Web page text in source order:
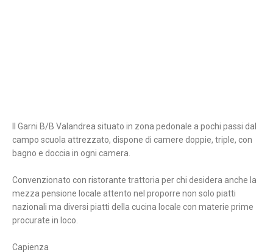
Il Garni B/B Valandrea situato in zona pedonale a pochi passi dal
campo scuola attrezzato, dispone di camere doppie, triple, con
bagno e doccia in ogni camera.
Convenzionato con ristorante trattoria per chi desidera anche la
mezza pensione locale attento nel proporre non solo piatti
nazionali ma diversi piatti della cucina locale con materie prime
procurate in loco.
Capienza